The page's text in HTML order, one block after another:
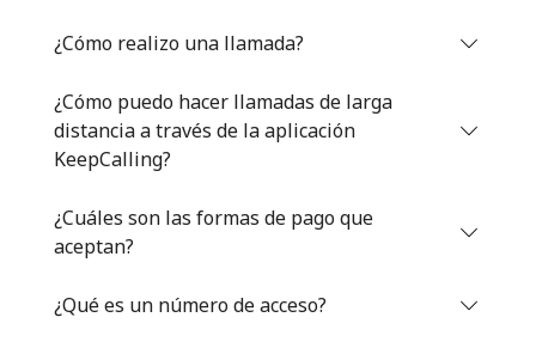
¿Olvidaste tu contraseña? →
Iniciar Sesión
¿Cómo realizo una llamada?
¿Cómo puedo hacer llamadas de larga
distancia a través de la aplicación
KeepCalling?
¿Cuáles son las formas de pago que
aceptan?
¿Qué es un número de acceso?